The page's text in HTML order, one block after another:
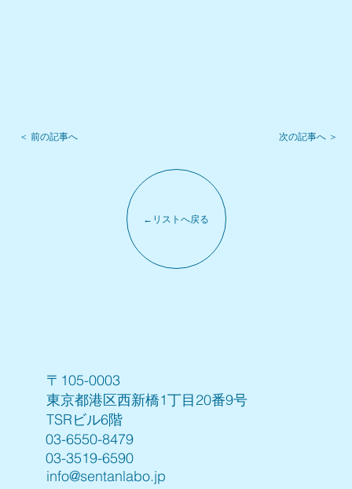
次の記事へ ＞
＜ 前の記事へ
←リストへ戻る
〒105-0003
東京都港区西新橋1丁目20番9号
TSRビル6階
03-6550-8479
03-3519-6590
info@sentanlabo.jp